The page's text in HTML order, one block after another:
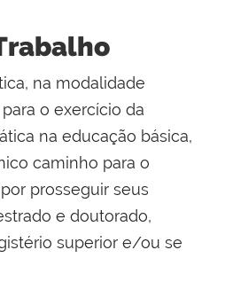
na modalidade
o exercício da
na educação básica,
caminho para o
prosseguir seus
e doutorado,
superior e/ou se